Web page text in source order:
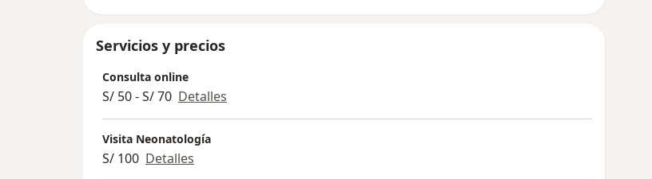
Servicios y precios
Consulta online
S/ 50 - S/ 70 Detalles
Visita Neonatología
S/ 100 Detalles